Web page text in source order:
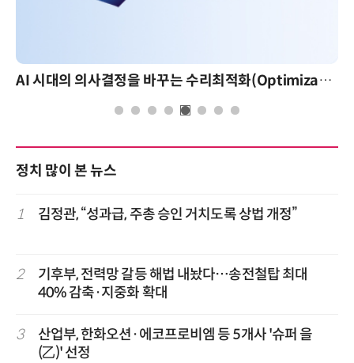
AI 시대의 의사결정을 바꾸는 수리최적화(Optimization): 실제 산업 적용 사례와 활용 전략
정치 많이 본 뉴스
1 김정관, “성과급, 주총 승인 거치도록 상법 개정”
2
기후부, 전력망 갈등 해법 내놨다…송전철탑 최대
40% 감축·지중화 확대
3
산업부, 한화오션·에코프로비엠 등 5개사 '슈퍼 을
(乙)' 선정